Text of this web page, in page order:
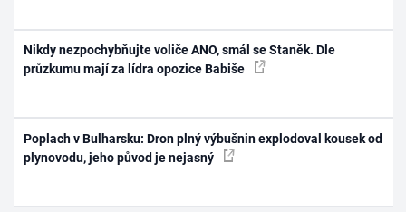
Nikdy nezpochybňujte voliče ANO, smál se Staněk. Dle
průzkumu mají za lídra opozice Babiše
Poplach v Bulharsku: Dron plný výbušnin explodoval kousek od
plynovodu, jeho původ je nejasný